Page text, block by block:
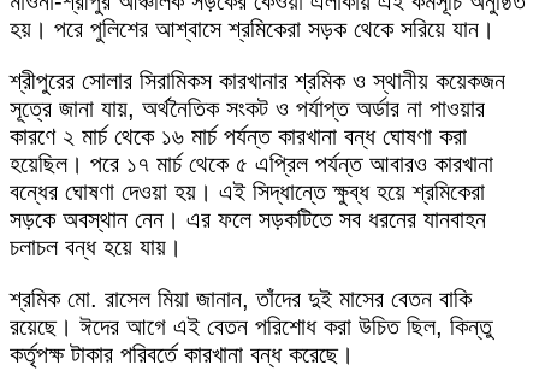
হয়। পরে পুলিশের আশ্বাসে শ্রমিকেরা সড়ক থেকে সরিয়ে যান।
শ্রীপুরের সোলার সিরামিকস কারখানার শ্রমিক ও স্থানীয় কয়েকজন
সূত্রে জানা যায়, অর্থনৈতিক সংকট ও পর্যাপ্ত অর্ডার না পাওয়ার
কারণে ২ মার্চ থেকে ১৬ মার্চ পর্যন্ত কারখানা বন্ধ ঘোষণা করা
হয়েছিল। পরে ১৭ মার্চ থেকে ৫ এপ্রিল পর্যন্ত আবারও কারখানা
বন্ধের ঘোষণা দেওয়া হয়। এই সিদ্ধান্তে ক্ষুব্ধ হয়ে শ্রমিকেরা
সড়কে অবস্থান নেন। এর ফলে সড়কটিতে সব ধরনের যানবাহন
চলাচল বন্ধ হয়ে যায়।
শ্রমিক মো. রাসেল মিয়া জানান, তাঁদের দুই মাসের বেতন বাকি
রয়েছে। ঈদের আগে এই বেতন পরিশোধ করা উচিত ছিল, কিন্তু
কর্তৃপক্ষ টাকার পরিবর্তে কারখানা বন্ধ করেছে।